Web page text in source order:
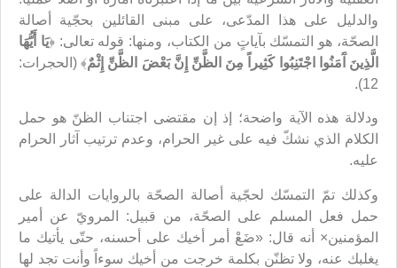
والدليل على هذا المدّعى، على مبنى القائلين بحجّية أصالة
الصحّة، هو التمسّك بآياتٍ من الكتاب، ومنها: قوله تعالى: ﴿يَا أَيُّهَا
الَّذِينَ آَمَنُوا اجْتَنِبُوا كَثِيراً مِنَ الظَّنِّ إِنَّ بَعْضَ الظَّنِّ إِثْمٌ﴾ (الحجرات:
12).
ودلالة هذه الآية واضحة؛ إذ إن مقتضى اجتناب الظنّ هو حمل
الكلام الذي نشكّ فيه على غير الحرام، وعدم ترتيب آثار الحرام
عليه.
وكذلك تمّ التمسّك لحجّية أصالة الصحّة بالروايات الدالة على
حمل فعل المسلم على الصحّة، من قبيل: المرويّ عن أمير
المؤمنين× أنه قال: «ضَعْ أمر أخيك على أحسنه، حتّى يأتيك ما
يغلبك عنه، ولا تظنّن بكلمة خرجت من أخيك سوءاً وأنت تجد لها